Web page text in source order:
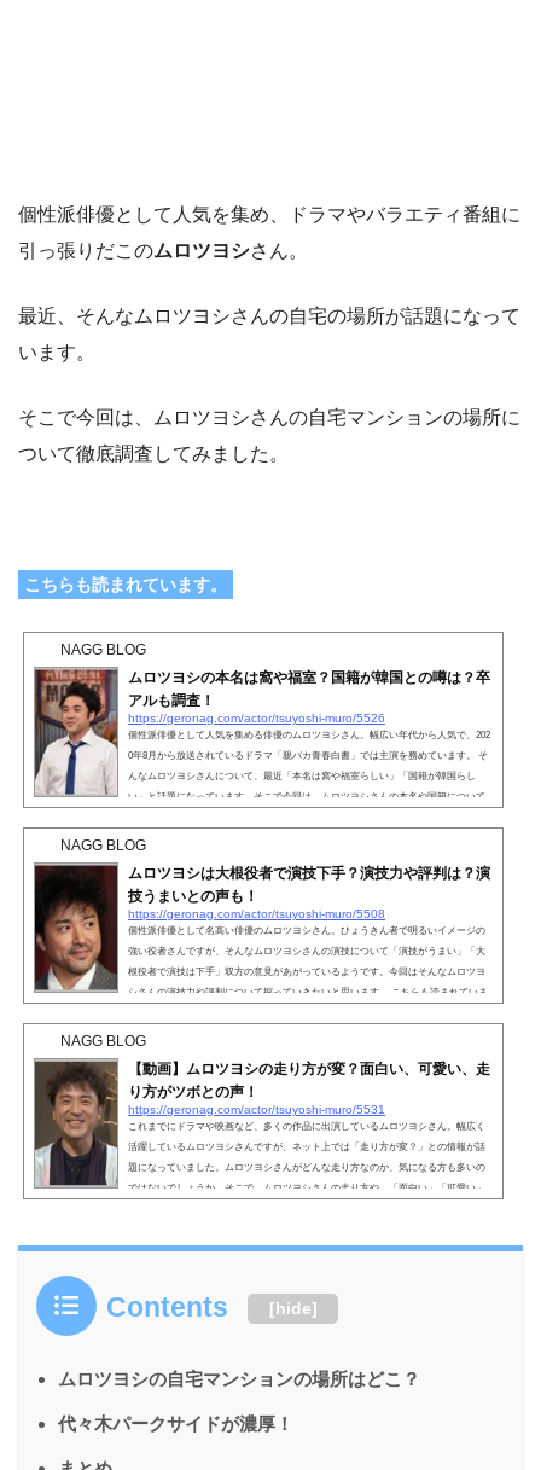
個性派俳優として人気を集め、ドラマやバラエティ番組に
引っ張りだこのムロツヨシさん。
最近、そんなムロツヨシさんの自宅の場所が話題になって
います。
そこで今回は、ムロツヨシさんの自宅マンションの場所に
ついて徹底調査してみました。
こちらも読まれています。
NAGG BLOG
ムロツヨシの本名は窩や福室？国籍が韓国との噂は？卒
アルも調査！
https://geronag.com/actor/tsuyoshi-muro/5526
個性派俳優として人気を集める俳優のムロツヨシさん。幅広い年代から人気で、202
0年8月から放送されているドラマ「親バカ青春白書」では主演を務めています。 そ
んなムロツヨシさんについて、最近「本名は窩や福室らしい」「国籍が韓国らし
い」と話題になっています。そこで今回は、ムロツヨシさんの本名や国籍について
NAGG BLOG
ムロツヨシは大根役者で演技下手？演技力や評判は？演
技うまいとの声も！
https://geronag.com/actor/tsuyoshi-muro/5508
個性派俳優として名高い俳優のムロツヨシさん。ひょうきん者で明るいイメージの
強い役者さんですが、そんなムロツヨシさんの演技について「演技がうまい」「大
根役者で演技は下手」双方の意見があがっているようです。今回はそんなムロツヨ
シさんの演技力や評判について探っていきたいと思います。 こちらも読まれていま
NAGG BLOG
【動画】ムロツヨシの走り方が変？面白い、可愛い、走
り方がツボとの声！
https://geronag.com/actor/tsuyoshi-muro/5531
これまでにドラマや映画など、多くの作品に出演しているムロツヨシさん。幅広く
活躍しているムロツヨシさんですが、ネット上では「走り方が変？」との情報が話
題になっていました。ムロツヨシさんがどんな走り方なのか、気になる方も多いの
ではないでしょうか。そこで、ムロツヨシさんの走り方や、「面白い」「可愛い」
Contents [hide]
ムロツヨシの自宅マンションの場所はどこ？
代々木パークサイドが濃厚！